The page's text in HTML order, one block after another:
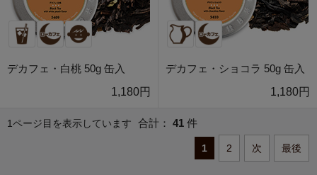
デカフェ・白桃 50g 缶入
1,180円
デカフェ・ショコラ 50g 缶入
1,180円
1ページ目を表示しています 合計： 41 件
1 2 次 最後